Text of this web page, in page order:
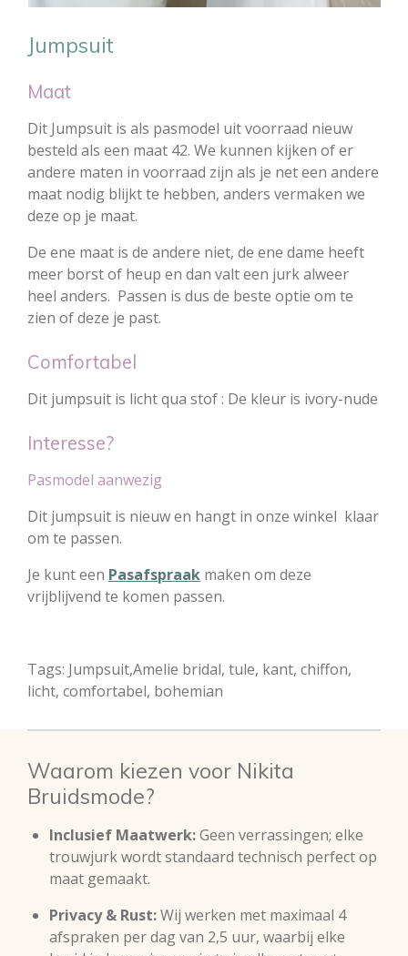
Jumpsuit
Maat
Dit Jumpsuit is als pasmodel uit voorraad nieuw
besteld als een maat 42. We kunnen kijken of er
andere maten in voorraad zijn als je net een andere
maat nodig blijkt te hebben, anders vermaken we
deze op je maat.
De ene maat is de andere niet, de ene dame heeft
meer borst of heup en dan valt een jurk alweer
heel anders. Passen is dus de beste optie om te
zien of deze je past.
Comfortabel
Dit jumpsuit is licht qua stof : De kleur is ivory-nude
Interesse?
Pasmodel aanwezig
Dit jumpsuit is nieuw en hangt in onze winkel klaar
om te passen.
Je kunt een Pasafspraak maken om deze
vrijblijvend te komen passen.
Tags: Jumpsuit,Amelie bridal, tule, kant, chiffon,
licht, comfortabel, bohemian
Waarom kiezen voor Nikita
Bruidsmode?
Inclusief Maatwerk:Geen verrassingen; elke
trouwjurk wordt standaard technisch perfect op
maat gemaakt.
Privacy & Rust:Wij werken met maximaal 4
afspraken per dag van 2,5 uur, waarbij elke